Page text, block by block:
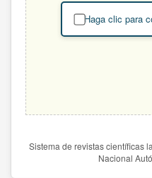
Haga clic para
Sistema de revistas científicas
Nacional